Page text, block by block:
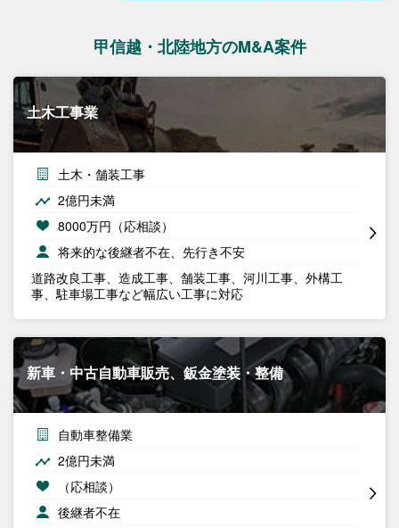
甲信越・北陸地方のM&A案件
土木工事業
土木・舗装工事
2億円未満
8000万円（応相談）
将来的な後継者不在、先行き不安
道路改良工事、造成工事、舗装工事、河川工事、外構工
事、駐車場工事など幅広い工事に対応
新車・中古自動車販売、鈑金塗装・整備
自動車整備業
2億円未満
（応相談）
後継者不在